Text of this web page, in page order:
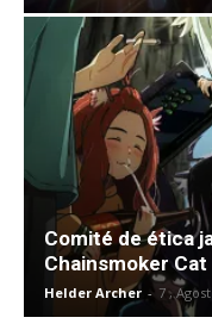
Comité de ética
Chainsmoker Cat
Helder Archer - 7 ,